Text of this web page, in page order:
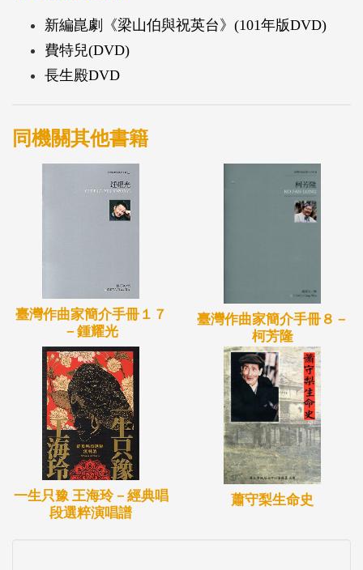
楊妃因擁有霓裳羽衣曲而成為仙境女王，但她始終在
尋找屬於自己的一齣戲。唐明皇帶著他的戲班伶人
們，上窮碧落下黃泉地來尋楊妃，當家主角無名公子
唱一曲七夕乞巧，卻引起女王不悅，斥為謊言。戲班
本劇以綺麗色調、異想時空、奇幻筆法，探究創作的
作療癒內心的創傷。
新編崑劇《梁山伯與祝英台》(101年版DVD)
費特兒(DVD)
長生殿DVD
同機關其他書籍
臺灣作曲家簡介手冊１７
－鍾耀光
臺灣作曲家簡介手冊８－
柯芳隆
一生只豫 王海玲－經典唱
段選粹演唱譜
蕭守梨生命史